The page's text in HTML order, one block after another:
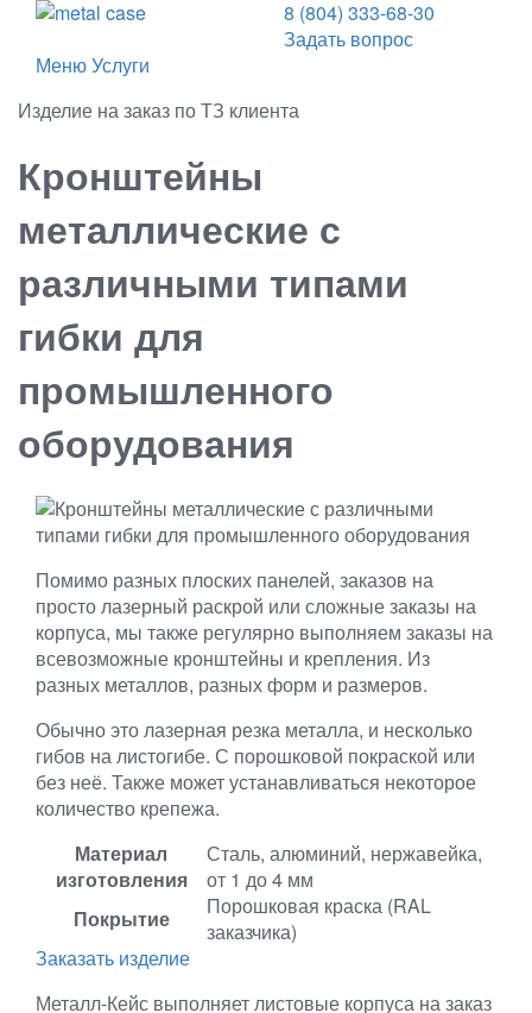
8 (804) 333-68-30
Задать вопрос
МенюУслуги
Изделие на заказ по ТЗ клиента
Кронштейны
металлические с
различными типами
гибки для
промышленного
оборудования
Помимо разных плоских панелей, заказов на
просто лазерный раскрой или сложные заказы на
корпуса, мы также регулярно выполняем заказы на
всевозможные кронштейны и крепления. Из
разных металлов, разных форм и размеров.
Обычно это лазерная резка металла, и несколько
гибов на листогибе. С порошковой покраской или
без неё. Также может устанавливаться некоторое
количество крепежа.
Материал
изготовления
Сталь, алюминий, нержавейка,
от 1 до 4 мм
Покрытие
Порошковая краска (RAL
заказчика)
Заказать изделие
Металл-Кейс выполняет листовые корпуса на заказ